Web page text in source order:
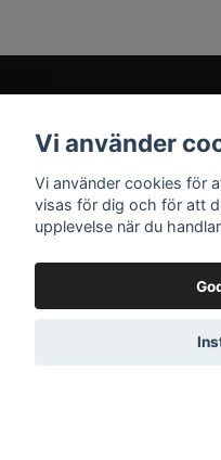
Vi använder
Vi använder cookies för
visas för dig och för att
upplevelse när du